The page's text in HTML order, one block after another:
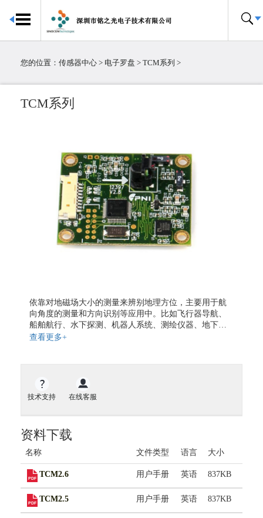
首页
加速度传感器
大气压传感器
温湿度传感器
压力传感器
温度传感器
霍尔传感器
粉尘传感器
气体流量传感器
开关传感器
液位传感器
振动传感器
传感器仪表
无线通信模块
GNSS模块
GPS模块
GPS全向天线
关于我们
合作伙伴
您的位置： 传感器中心 > 电子罗盘 > TCM系列 >
TCM系列
依靠对地磁场大小的测量来辨别地理方位，主要用于航
向角度的测量和方向识别等应用中。比如飞行器导航、
船舶航行、水下探测、机器人系统、测绘仪器、地下勘
探。除航向角度外，另一方面，电子罗盘还能提供有关
芯片。
查看更多+
技术支持 在线客服
资料下载
名称 文件类型 语言 大小
TCM2.6 用户手册 英语 837KB
TCM2.5 用户手册 英语 837KB